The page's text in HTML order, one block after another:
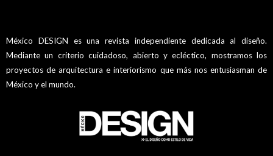
México DESIGN es una revista independiente dedicada al diseño.
Mediante un criterio cuidadoso, abierto y ecléctico, mostramos los
proyectos de arquitectura e interiorismo que más nos entusiasman de
México y el mundo.